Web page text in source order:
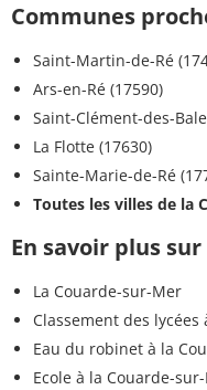
Communes
Saint-Martin-de-Ré
Ars-en-Ré (17590)
Saint-Clément-des-
La Flotte (17630)
Sainte-Marie-de-Ré
Toutes les villes de la
En savoir plus
La Couarde-sur-Mer
Classement des
Eau du robinet à la
Ecole à la Couarde-